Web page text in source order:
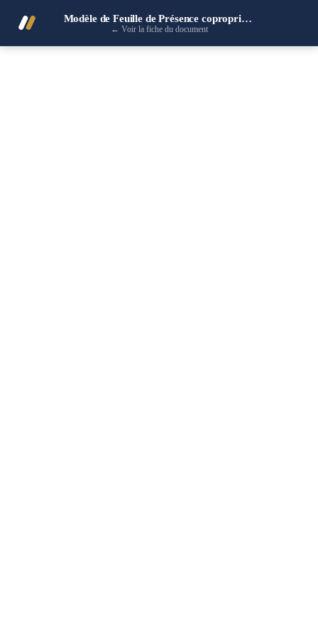
Modèle de Feuille de Présence copropriétaires
← Voir la fiche du document